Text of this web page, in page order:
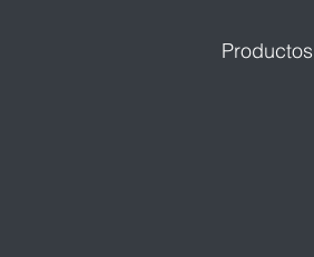
Productos